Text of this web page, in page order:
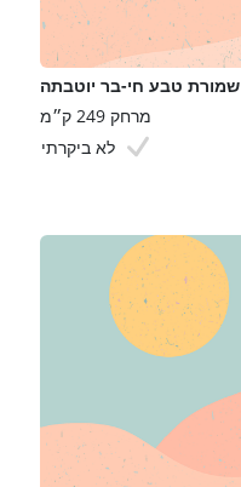
שמורת טבע חי-בר יוטבתה
מרחק 249 ק״מ
לא ביקרתי